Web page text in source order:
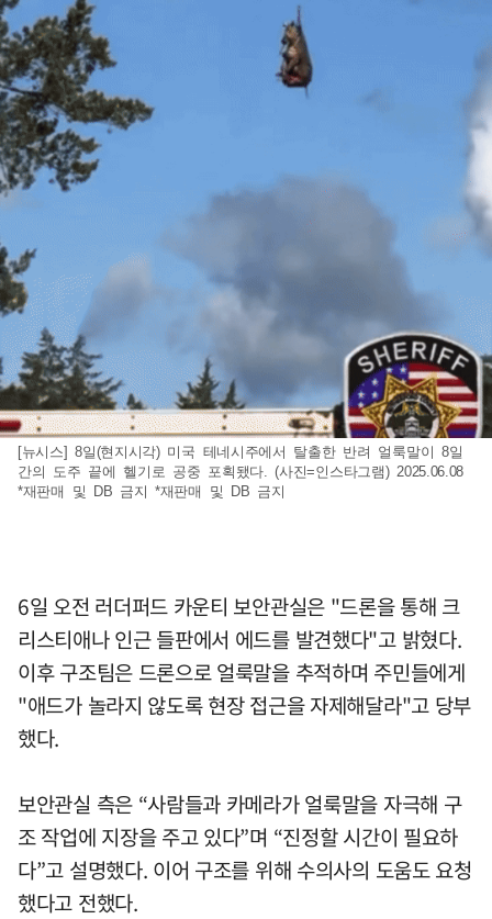
[뉴시스] 8일(현지시각) 미국 테네시주에서 탈출한 반려 얼룩말이 8일
간의 도주 끝에 헬기로 공중 포획됐다. (사진=인스타그램) 2025.06.08
*재판매 및 DB 금지 *재판매 및 DB 금지
6일 오전 러더퍼드 카운티 보안관실은 "드론을 통해 크
리스티애나 인근 들판에서 에드를 발견했다"고 밝혔다.
이후 구조팀은 드론으로 얼룩말을 추적하며 주민들에게
"애드가 놀라지 않도록 현장 접근을 자제해달라"고 당부
했다.
보안관실 측은 “사람들과 카메라가 얼룩말을 자극해 구
조 작업에 지장을 주고 있다”며 “진정할 시간이 필요하
다”고 설명했다. 이어 구조를 위해 수의사의 도움도 요청
했다고 전했다.